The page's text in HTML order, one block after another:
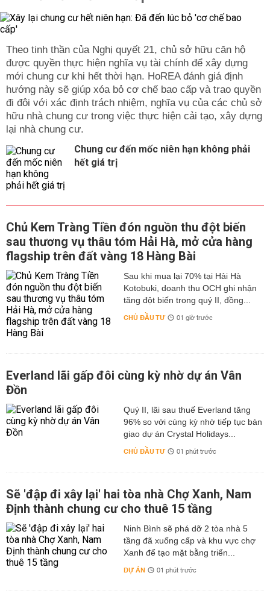
Theo tinh thần của Nghị quyết 21, chủ sở hữu căn hộ
được quyền thực hiện nghĩa vụ tài chính để xây dựng
mới chung cư khi hết thời hạn. HoREA đánh giá định
hướng này sẽ giúp xóa bỏ cơ chế bao cấp và trao quyền
đi đôi với xác định trách nhiệm, nghĩa vụ của các chủ sở
hữu nhà chung cư trong việc thực hiện cải tạo, xây dựng
lại nhà chung cư.
Chung cư đến mốc niên hạn không phải
hết giá trị
Chủ Kem Tràng Tiền đón nguồn thu đột biến
sau thương vụ thâu tóm Hải Hà, mở cửa hàng
flagship trên đất vàng 18 Hàng Bài
Sau khi mua lại 70% tại Hải Hà
Kotobuki, doanh thu OCH ghi nhận
tăng đột biến trong quý II, đồng...
CHỦ ĐẦU TƯ 01 giờ trước
Everland lãi gấp đôi cùng kỳ nhờ dự án Vân
Đồn
Quý II, lãi sau thuế Everland tăng
96% so với cùng kỳ nhờ tiếp tục bàn
giao dự án Crystal Holidays...
CHỦ ĐẦU TƯ 01 phút trước
Sẽ 'đập đi xây lại' hai tòa nhà Chợ Xanh, Nam
Định thành chung cư cho thuê 15 tầng
Ninh Bình sẽ phá dỡ 2 tòa nhà 5
tầng đã xuống cấp và khu vực chợ
Xanh để tạo mặt bằng triển...
DỰ ÁN 01 phút trước